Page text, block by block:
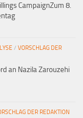
CampaignZum 8.
/ VORSCHLAG DER
an Nazila Zarouzehi
DER REDAKTION